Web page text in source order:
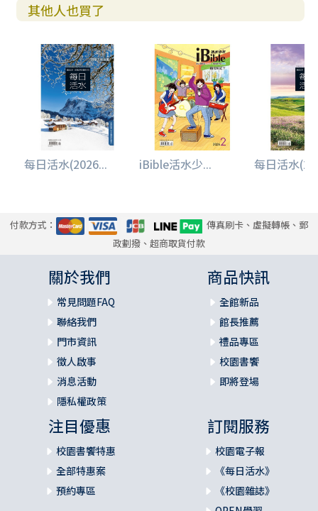
其他人也買了
每日活水(2026... iBible活水少... 每日活水
付款方式：
傳真刷卡、虛擬轉帳、郵
政劃撥、超商取貨付款
關於我們
常見問題FAQ
聯絡我們
門市資訊
徵人啟事
消息活動
隱私權政策
商品快訊
全館新品
館長推薦
禮品專區
校園書饗
即將登場
注目優惠
校園書饗特惠
全部特惠案
預約專區
訂閱服務
校園電子報
《每日活水》
《校園雜誌》